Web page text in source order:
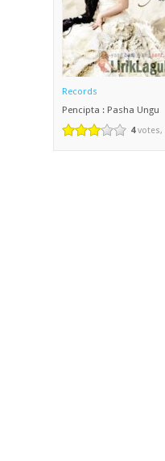
Records
Pencipta : Pasha Ungu
4votes,